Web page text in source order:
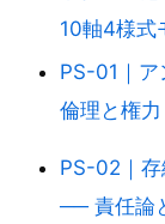
10軸4様式
PS-01｜
倫理と権力
PS-02｜
── 責任論